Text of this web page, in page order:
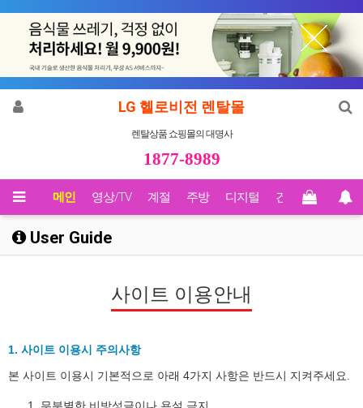
LG 헬로비전 렌탈몰
렌탈상품 쇼핑몰의 대명사
1877-8989
메인 영상/TV 계절 주방 디지털 건강 Biz렌탈
User Guide
사이트 이용안내
1. 사이트 이용시 주의사항
본 사이트 이용시 기본적으로 아래 4가지 사항은 반드시 지켜주세요.